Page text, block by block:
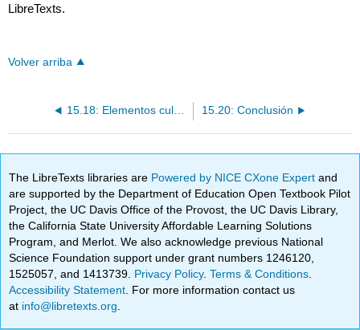
LibreTexts.
Volver arriba
15.20: Conclusión
The LibreTexts libraries are Powered by NICE CXone Expertand
are supported by the Department of Education Open Textbook Pilot
Project, the UC Davis Office of the Provost, the UC Davis Library,
the California State University Affordable Learning Solutions
Program, and Merlot. We also acknowledge previous National
Science Foundation support under grant numbers 1246120,
1525057, and 1413739. Privacy Policy.Terms & Conditions
Accessibility Statement . For more information contact us
at info@libretexts.org